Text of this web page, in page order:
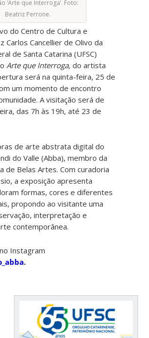
‘Arte que Interroga’. Foto:
Beatriz Perrone.
do Centro de Cultura e
Carlos Cancellier de Olivo da
de Santa Catarina (UFSC)
Arte que Interroga, do artista
será na quinta-feira, 25 de
um momento de encontro
A visitação será de
das 7h às 19h, até 23 de
de arte abstrata digital do
do Valle (Abba), membro da
de Belas Artes. Com curadoria
a exposição apresenta
formas, cores e diferentes
propondo ao visitante uma
interpretação e
contemporânea.
Instagram
.